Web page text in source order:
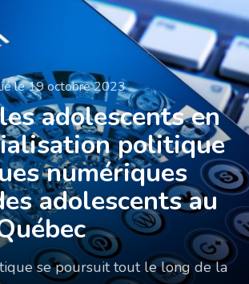
le 19 octobre 2023
adolescents en
politique
numériques
adolescents au
se poursuit tout le long de la